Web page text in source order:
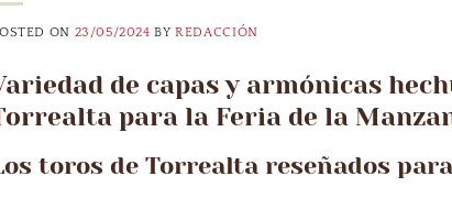
ON 23/05/2024 BYREDACCIÓN
de capas y armónicas
para la Feria de la
toros de Torrealta reseñados